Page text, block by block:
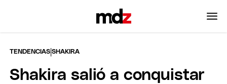
TENDENCIAS |SHAKIRA
Shakira salió a conquistar